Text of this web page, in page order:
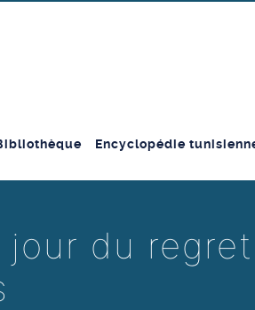
Encyclopédie
du